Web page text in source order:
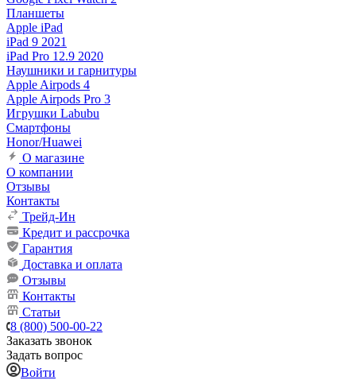
Планшеты
Apple iPad
iPad 9 2021
iPad Pro 12.9 2020
Наушники и гарнитуры
Apple Airpods 4
Apple Airpods Pro 3
Игрушки Labubu
Смартфоны
Honor/Huawei
О магазине
О компании
Отзывы
Контакты
Трейд-Ин
Кредит и рассрочка
Гарантия
Доставка и оплата
Отзывы
Контакты
Статьи
8 (800) 500-00-22
Заказать звонок
Задать вопрос
Войти